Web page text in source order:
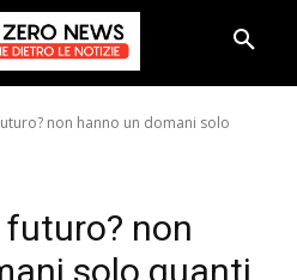
non hanno un domani solo
non
solo quanti